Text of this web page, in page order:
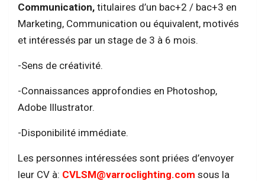
Communication, titulaires d’un bac+2 / bac+3 en
Marketing, Communication ou équivalent, motivés
et intéressés par un stage de 3 à 6 mois.
-Sens de créativité.
-Connaissances approfondies en Photoshop,
Adobe Illustrator.
-Disponibilité immédiate.
Les personnes intéressées sont priées d’envoyer
leur CV à: CVLSM@varroclighting.com sous la